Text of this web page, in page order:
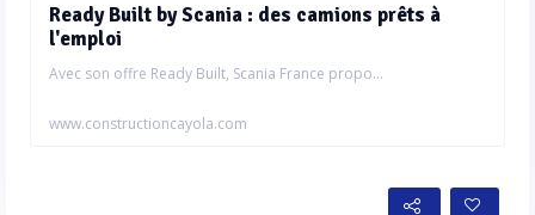
Ready Built by Scania : des camions prêts à
l'emploi
Avec son offre Ready Built, Scania France propo...
www.constructioncayola.com